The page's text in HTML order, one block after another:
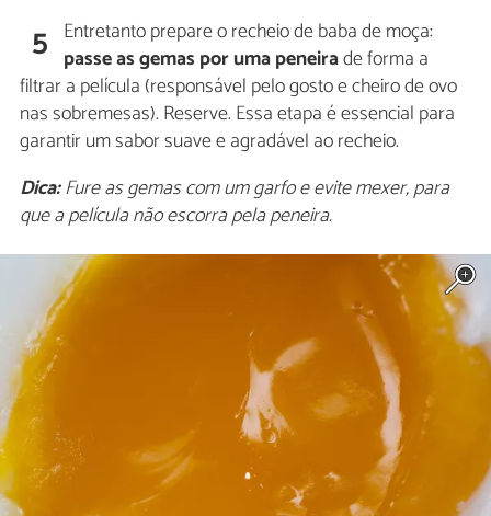
5 Entretanto prepare o recheio de baba de moça:
passe as gemas por uma peneirade forma a
filtrar a película (responsável pelo gosto e cheiro de ovo
nas sobremesas). Reserve. Essa etapa é essencial para
garantir um sabor suave e agradável ao recheio.
Dica:Fure as gemas com um garfo e evite mexer, para
que a película não escorra pela peneira.